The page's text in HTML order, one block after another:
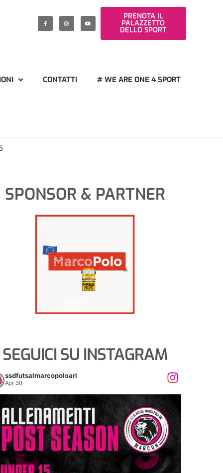
PRENOTA IL
PALAZZETTO
DELLO SPORT
CONTATTI # WE ARE ONE 4 SPORT
SPONSOR & PARTNER
SEGUICI SU INSTAGRAM
ssdfutsalmarcopoloarl
Apr 30
𝐏𝐎𝐒𝐓 𝐒𝐄𝐀𝐒𝐎𝐍
5 0